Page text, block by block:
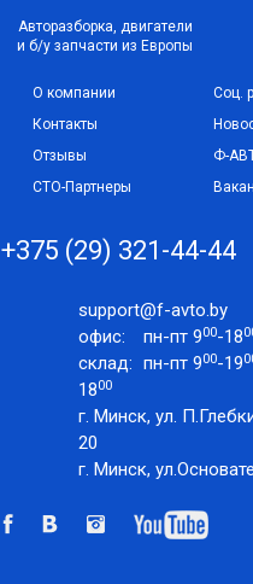
Авторазборка, двигатели
и б/у запчасти из Европы
О компании
Контакты
Отзывы
СТО-Партнеры
Соц.
Ф-
+375 (29) 321-44-44
support@f-avto.by
офис: пн-пт 900-18
склад: пн-пт 900-19
1800
г. Минск, ул.
20
г. Минск,